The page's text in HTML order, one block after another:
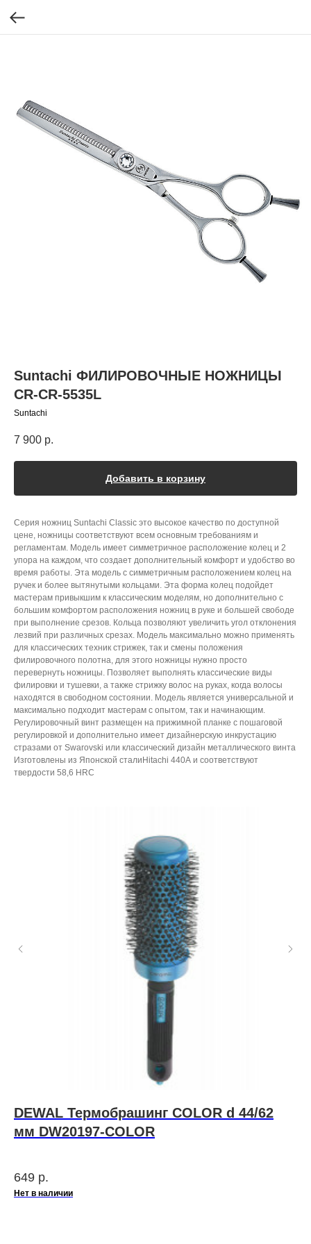
Suntachi ФИЛИРОВОЧНЫЕ НОЖНИЦЫ
CR-CR-5535L
Suntachi
7 900 р.
Добавить в корзину
Серия ножниц Suntachi Classic это высокое качество по доступной
цене, ножницы соответствуют всем основным требованиям и
регламентам. Модель имеет симметричное расположение колец и 2
упора на каждом, что создает дополнительный комфорт и удобство во
время работы. Эта модель с симметричным расположением колец на
ручек и более вытянутыми кольцами. Эта форма колец подойдет
мастерам привыкшим к классическим моделям, но дополнительно с
большим комфортом расположения ножниц в руке и большей свободе
при выполнение срезов. Кольца позволяют увеличить угол отклонения
лезвий при различных срезах. Модель максимально можно применять
для классических техник стрижек, так и смены положения
филировочного полотна, для этого ножницы нужно просто
перевернуть ножницы. Позволяет выполнять классические виды
филировки и тушевки, а также стрижку волос на руках, когда волосы
находятся в свободном состоянии. Модель является универсальной и
максимально подходит мастерам с опытом, так и начинающим.
Регулировочный винт размещен на прижимной планке с пошаговой
регулировкой и дополнительно имеет дизайнерскую инкрустацию
стразами от Swarovski или классический дизайн металлического винта
Изготовлены из Японской сталиHitachi 440А и соответствуют
твердости 58,6 HRC
DEWAL Термобрашинг COLOR d 44/62
мм DW20197-COLOR
649 р.
Нет в наличии